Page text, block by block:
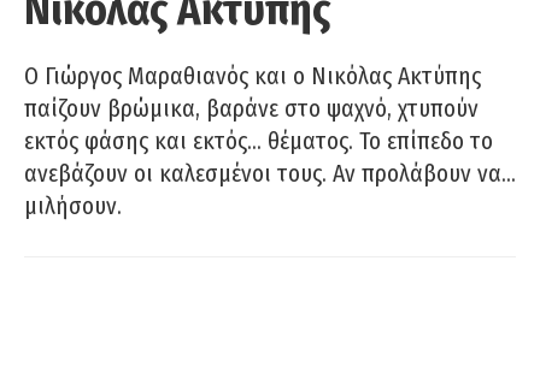
Ο Γιώργος Μαραθιανός και ο Νικόλας Ακτύπης
παίζουν βρώμικα, βαράνε στο ψαχνό, χτυπούν
εκτός φάσης και εκτός… θέματος. Το επίπεδο το
ανεβάζουν οι καλεσμένοι τους. Αν προλάβουν να…
μιλήσουν.